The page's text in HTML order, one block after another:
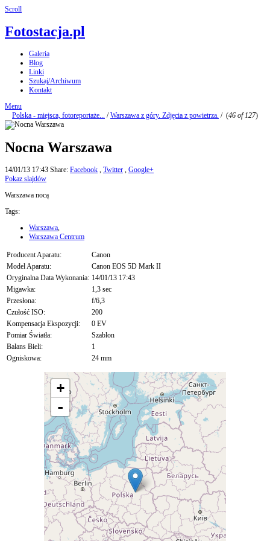
Scroll
Fotostacja.pl
Galeria
Blog
Linki
Szukaj/Archiwum
Kontakt
Menu
Polska - miejsca, fotoreportaże... /Warszawa z góry. Zdjęcia z powietrza. / (46 of 127)
Nocna Warszawa
14/01/13 17:43 Share: Facebook , Twitter , Google+
Pokaz slajdów
Warszawa nocą
Tags:
Warszawa,
Warszawa Centrum
Producent Aparatu:
Canon
Model Aparatu:
Canon EOS 5D Mark II
Oryginalna Data Wykonania: 14/01/13 17:43
Migawka:
1,3 sec
Przesłona:
f/6,3
Czułość ISO:
200
Kompensacja Ekspozycji:
0 EV
Pomiar Światła:
Szablon
Balans Bieli:
1
Ogniskowa:
24 mm
+
-